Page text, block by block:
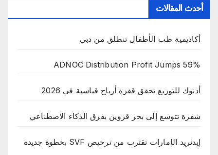
أحدث المقالات
أكاديمية طب الأطفال تنطلق من دبي
ADNOC Distribution Profit Jumps 59%
أدنوك للتوزيع تحقق قفزة أرباح قياسية في 2026
شفرة تتوسع إلى بحر قزوين بفرق الذكاء الاصطناعي
إيدنريد الإمارات تقترب من ترخيص SVF بخطوة جديدة